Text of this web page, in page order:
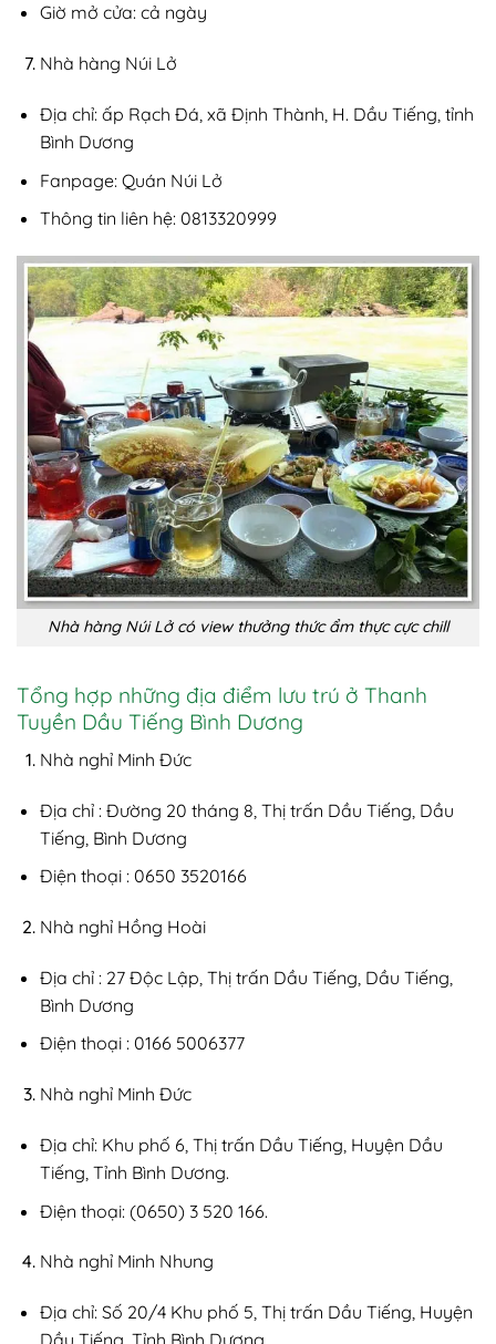
Giờ mở cửa: cả ngày
Nhà hàng Núi Lở
Địa chỉ: ấp Rạch Đá, xã Định Thành, H. Dầu Tiếng, tỉnh
Bình Dương
Fanpage: Quán Núi Lở
Thông tin liên hệ: 0813320999
Nhà hàng Núi Lở có view thưởng thức ẩm thực cực chill
Tổng hợp những địa điểm lưu trú ở Thanh
Tuyền Dầu Tiếng Bình Dương
Nhà nghỉ Minh Đức
Địa chỉ : Đường 20 tháng 8, Thị trấn Dầu Tiếng, Dầu
Tiếng, Bình Dương
Điện thoại : 0650 3520166
Nhà nghỉ Hồng Hoài
Địa chỉ : 27 Độc Lập, Thị trấn Dầu Tiếng, Dầu Tiếng,
Bình Dương
Điện thoại : 0166 5006377
Nhà nghỉ Minh Đức
Địa chỉ: Khu phố 6, Thị trấn Dầu Tiếng, Huyện Dầu
Tiếng, Tỉnh Bình Dương.
Điện thoại: (0650) 3 520 166.
Nhà nghỉ Minh Nhung
Địa chỉ: Số 20/4 Khu phố 5, Thị trấn Dầu Tiếng, Huyện